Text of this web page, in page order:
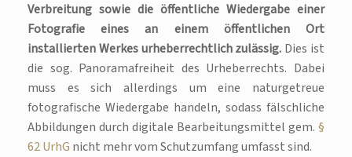
Verbreitung sowie die öffentliche Wiedergabe einer
Fotografie eines an einem öffentlichen Ort
installierten Werkes urheberrechtlich zulässig. Dies ist
die sog. Panoramafreiheit des Urheberrechts. Dabei
muss es sich allerdings um eine naturgetreue
fotografische Wiedergabe handeln, sodass fälschliche
Abbildungen durch digitale Bearbeitungsmittel gem. §
62 UrhG nicht mehr vom Schutzumfang umfasst sind.